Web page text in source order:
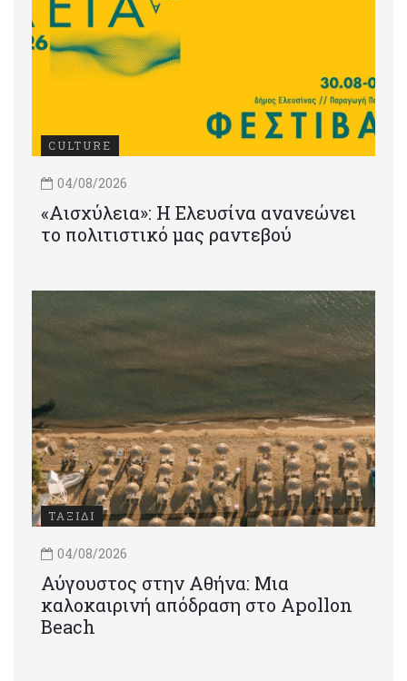
CULTURE
04/08/2026
«Αισχύλεια»: Η Ελευσίνα ανανεώνει
το πολιτιστικό μας ραντεβού
ΤΑΞΙΔΙ
04/08/2026
Αύγουστος στην Αθήνα: Μια
καλοκαιρινή απόδραση στο Apollon
Beach